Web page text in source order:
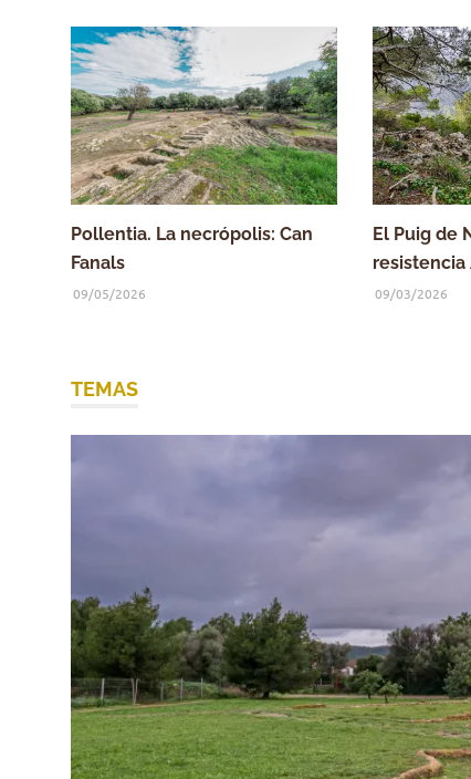
Pollentia. La necrópolis: Can
Fanals
09/05/2026
El Puig de
resistencia
09/03/2026
TEMAS